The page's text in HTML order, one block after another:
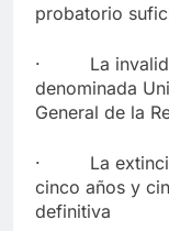
probatorio
· La
denominada
General de la
· La
cinco años y
definitiva